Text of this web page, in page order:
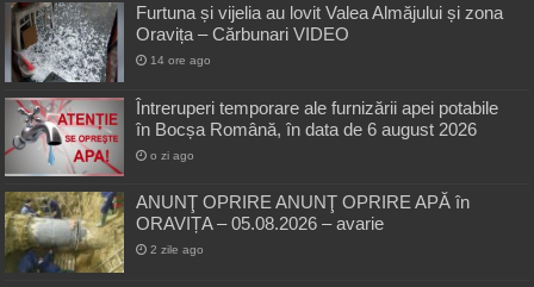
Furtuna și vijelia au lovit Valea Almăjului și zona
Oravița – Cărbunari VIDEO
14 ore ago
Întreruperi temporare ale furnizării apei potabile
în Bocșa Română, în data de 6 august 2026
o zi ago
ANUNŢ OPRIRE ANUNŢ OPRIRE APĂ în
ORAVIȚA – 05.08.2026 – avarie
2 zile ago